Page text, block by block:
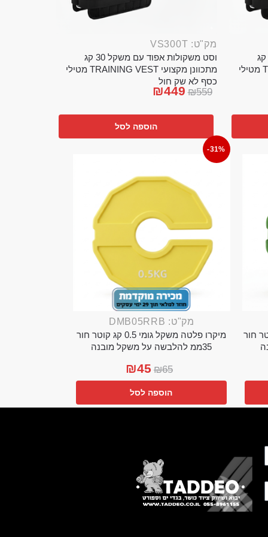
וסט משקולות אפוד עם משקל 20 קג
מתכוונן מקצועי TRAINING VEST מטילי
מק"ט: VS300T
וסט משקולות אפוד עם משקל 30 קג
מתכוונן מקצועי TRAINING VEST מטילי
כסף לא שק חול
₪559
₪449
הוספה לסל
0.25 קג קוטר חור
-31%
מק"ט: DMB05RRB
מיקרו פלטה משקל גומי 0.5 קג קוטר חור
35ממ להלבשה על משקל מובנה
₪65
₪45
הוספה לסל